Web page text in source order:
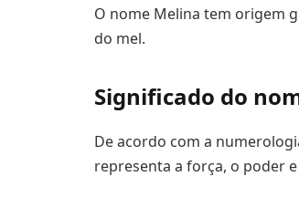
O nome Melina tem origem
do mel.
Significado do
De acordo com a
representa a força, o poder